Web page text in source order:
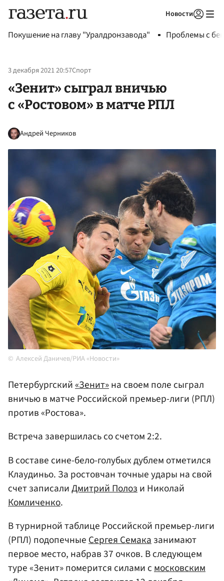
Новости
Покушение на главу "Уралдронзавода" Проблемы с
3 декабря 2021 20:57Спорт
«Зенит» сыграл вничью
с «Ростовом» в матче РПЛ
Андрей Черников
Алексей Даничев/РИА «Новости»
Петербургский«Зенит»на своем поле сыграл
вничью в матче Российской премьер-лиги (РПЛ)
против «Ростова».
Встреча завершилась со счетом 2:2.
В составе сине-бело-голубых дублем отметился
Клаудиньо. За ростовчан точные удары на свой
счет записалиДмитрий Полоз и Николай
Комличенко.
В турнирной таблице Российской премьер-лиги
(РПЛ) подопечныеСергея Семаказанимают
первое место, набрав 37 очков. В следующем
туре «Зенит» померится силами смосковским